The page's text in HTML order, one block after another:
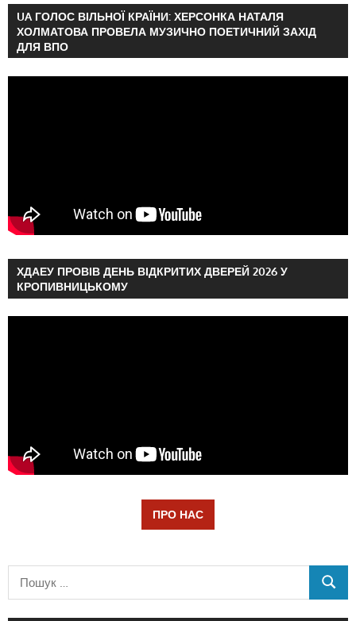
UA ГОЛОС ВІЛЬНОЇ КРАЇНИ: ХЕРСОНКА НАТАЛЯ
ХОЛМАТОВА ПРОВЕЛА МУЗИЧНО ПОЕТИЧНИЙ ЗАХІД
ДЛЯ ВПО
ХДАЕУ ПРОВІВ ДЕНЬ ВІДКРИТИХ ДВЕРЕЙ 2026 У
КРОПИВНИЦЬКОМУ
ПРО НАС